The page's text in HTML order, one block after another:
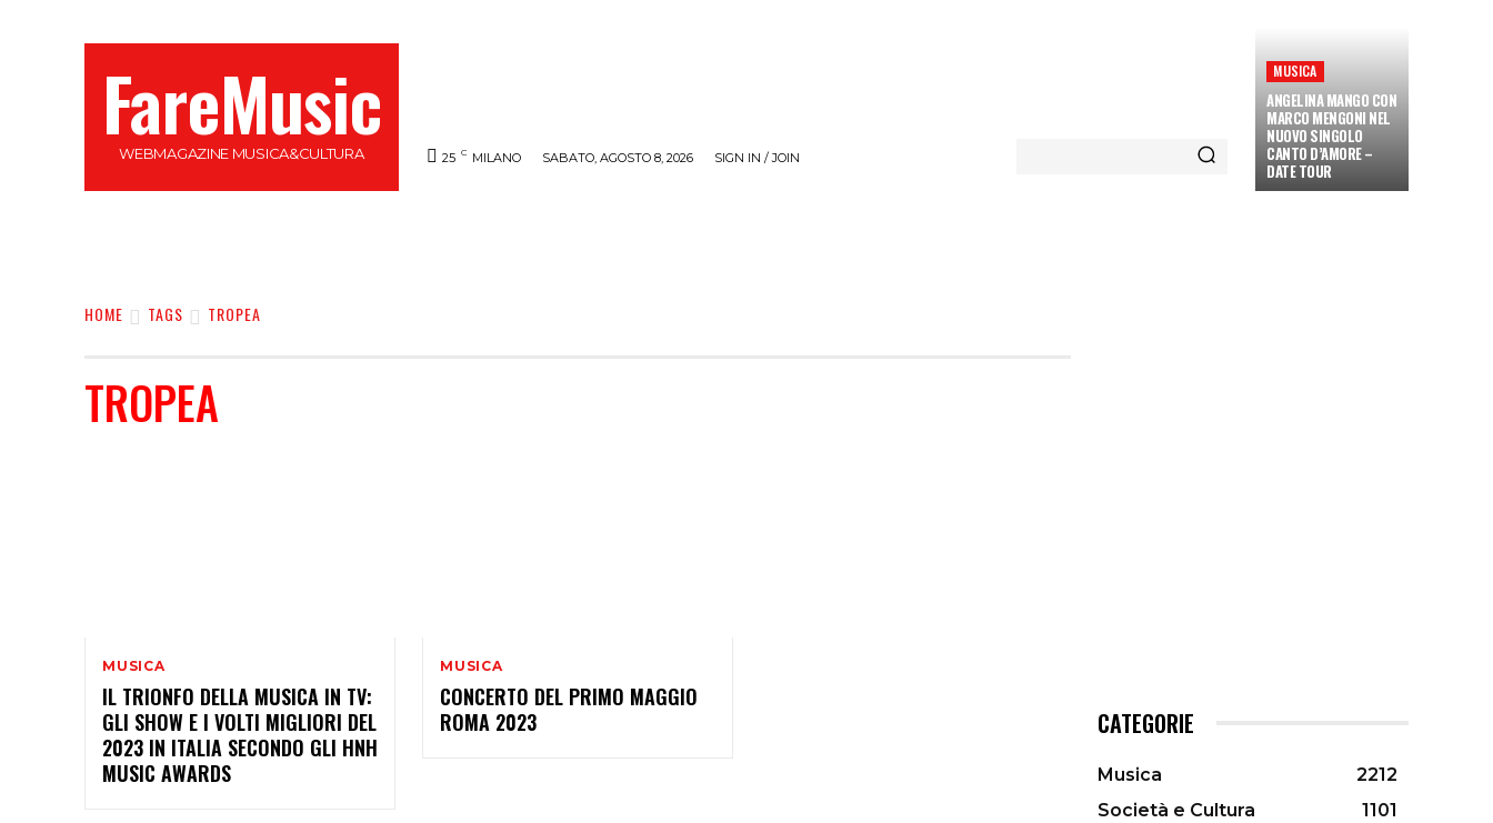
FareMusic
WEBMAGAZINE MUSICA&CULTURA 25 C MILANO SABATO, AGOSTO 8, 2026 SIGN IN / JOIN
MUSICA
ANGELINA MANGO CON
MARCO MENGONI NEL
NUOVO SINGOLO
CANTO D’AMORE –
DATE TOUR
HOME TAGS TROPEA
TROPEA
MUSICA
IL TRIONFO DELLA MUSICA IN TV:
GLI SHOW E I VOLTI MIGLIORI DEL
2023 IN ITALIA SECONDO GLI HNH
MUSIC AWARDS
MUSICA
CONCERTO DEL PRIMO MAGGIO
ROMA 2023
CATEGORIE
Musica
2212
Società e Cultura
1101